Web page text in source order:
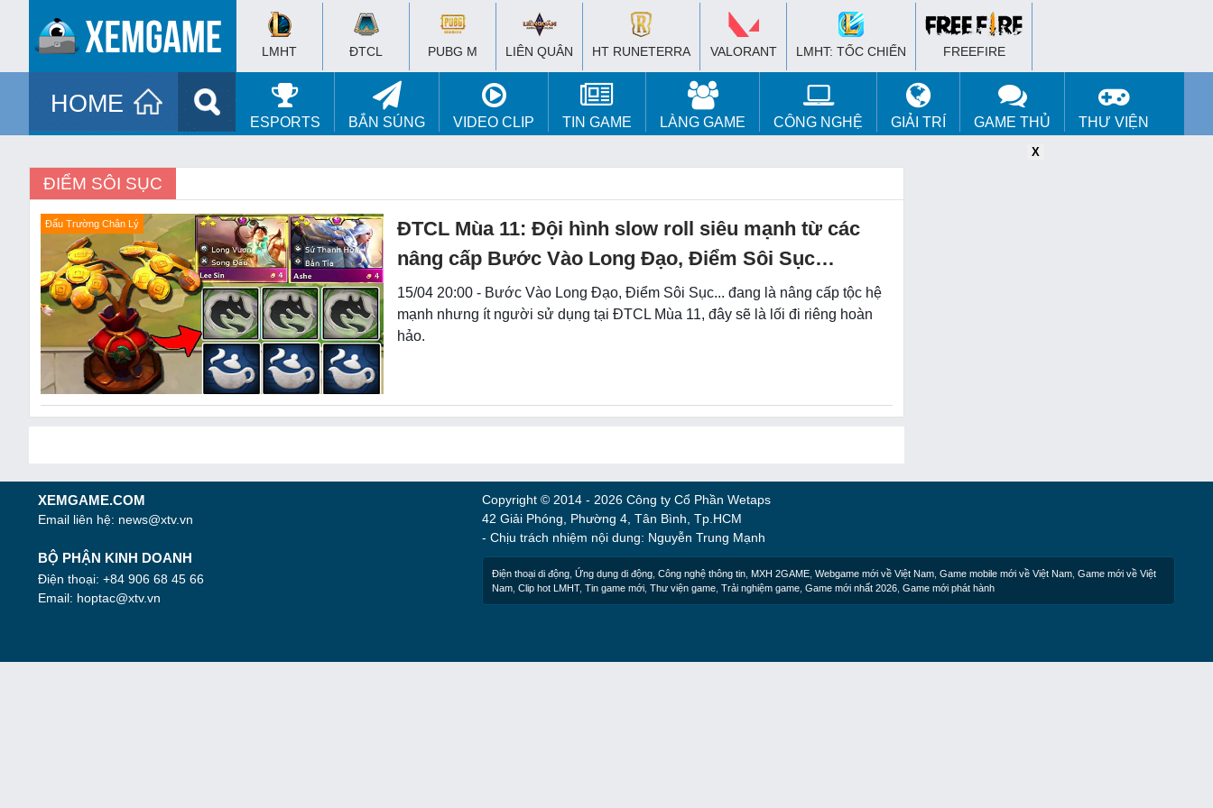
LMHT ĐTCL PUBG M LIÊN QUÂN HT RUNETERRA VALORANT LMHT: TỐC CHIẾN FREEFIRE
HOME
ESPORTS BẮN SÚNG VIDEO CLIP TIN GAME LÀNG GAME CÔNG NGHỆ GIẢI TRÍ GAME THỦ THƯ VIỆN
X
ĐIỂM SÔI SỤC
Đấu Trường Chân Lý
ĐTCL Mùa 11: Đội hình slow roll siêu mạnh từ các
nâng cấp Bước Vào Long Đạo, Điểm Sôi Sục…
15/04 20:00 - Bước Vào Long Đạo, Điểm Sôi Sục... đang là nâng cấp tộc hệ
mạnh nhưng ít người sử dụng tại ĐTCL Mùa 11, đây sẽ là lối đi riêng hoàn
hảo.
XEMGAME.COM
Email liên hệ: news@xtv.vn
BỘ PHẬN KINH DOANH
Điện thoại: +84 906 68 45 66
Email: hoptac@xtv.vn
Copyright © 2014 - 2026 Công ty Cổ Phần Wetaps
42 Giải Phóng, Phường 4, Tân Bình, Tp.HCM
- Chịu trách nhiệm nội dung: Nguyễn Trung Mạnh
Điện thoại di động Ứng dụng di động Công nghệ thông tin MXH 2GAME Webgame mới về Việt Nam Game mobile mới về Việt Nam Game mới về Việt
Nam Clip hot LMHT, Tin game mới Thư viện game Trải nghiệm game Game mới nhất 2026 Game mới phát hành